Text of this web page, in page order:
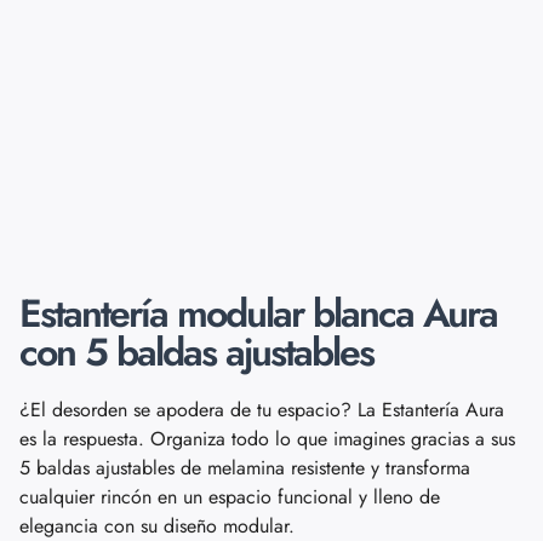
Estantería modular blanca Aura
con 5 baldas ajustables
¿El desorden se apodera de tu espacio? La Estantería Aura
es la respuesta. Organiza todo lo que imagines gracias a sus
5 baldas ajustables de melamina resistente y transforma
cualquier rincón en un espacio funcional y lleno de
elegancia con su diseño modular.